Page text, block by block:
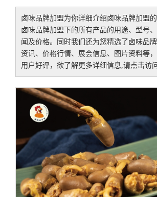
卤味品牌加盟为你详细介绍卤味品牌加盟
卤味品牌加盟 下的所有产品的用途、型号
闻及价格。同时我们还为您精选了 卤味品
资讯、价格行情、展会信息、图片资料等
用户好评，欲了解更多详细信息,请点击访